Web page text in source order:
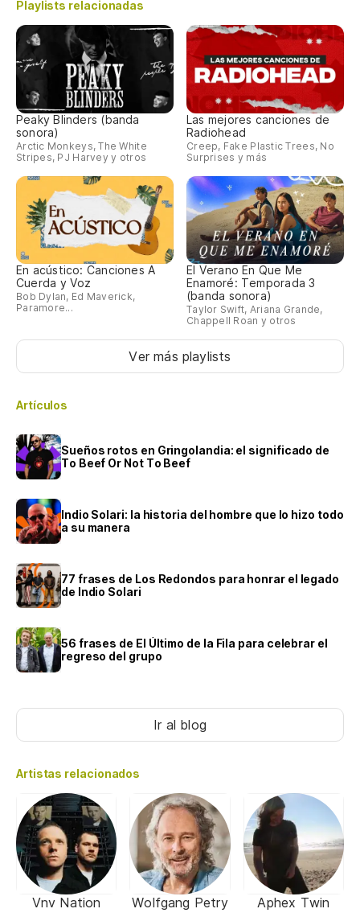
Playlists relacionadas
Peaky Blinders (banda
sonora)
Arctic Monkeys, The White
Stripes, PJ Harvey y otros
Las mejores canciones de
Radiohead
Creep, Fake Plastic Trees, No
Surprises y más
En acústico: Canciones A
Cuerda y Voz
Bob Dylan, Ed Maverick,
Paramore...
El Verano En Que Me
Enamoré: Temporada 3
(banda sonora)
Taylor Swift, Ariana Grande,
Chappell Roan y otros
Ver más playlists
Artículos
Sueños rotos en Gringolandia: el significado de
To Beef Or Not To Beef
Indio Solari: la historia del hombre que lo hizo todo
a su manera
77 frases de Los Redondos para honrar el legado
de Indio Solari
56 frases de El Último de la Fila para celebrar el
regreso del grupo
Ir al blog
Artistas relacionados
Vnv Nation Wolfgang Petry Aphex Twin